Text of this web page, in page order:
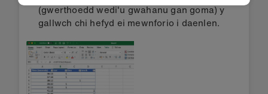
(gwerthoedd wedi'u gwahanu gan goma) y
gallwch chi hefyd ei mewnforio i daenlen.